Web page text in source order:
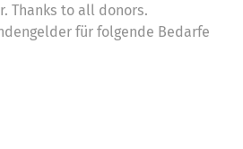
Thanks to all donors.
für folgende Bedarfe